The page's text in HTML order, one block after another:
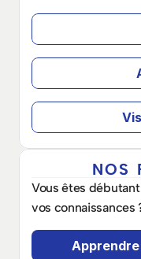
NOS
Vous êtes
vos connaissances